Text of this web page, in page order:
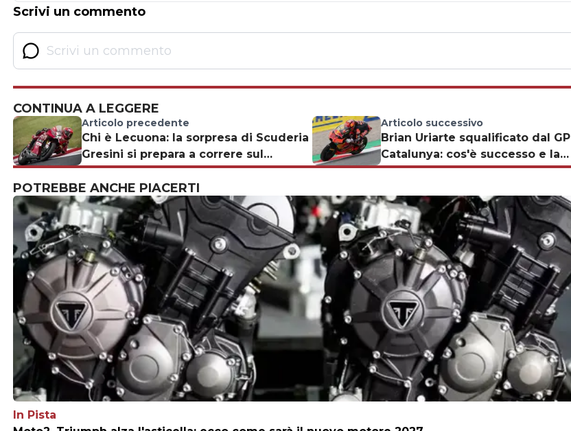
Scrivi un commento
CONTINUA A LEGGERE
Articolo precedente
Chi è Lecuona: la sorpresa di Scuderia
Gresini si prepara a correre sul
circuito di Balaton
Articolo successivo
Brian Uriarte squalificato dal GP
Catalunya: cos'è successo e la
classifica Moto3 aggiornata
POTREBBE ANCHE PIACERTI
In Pista